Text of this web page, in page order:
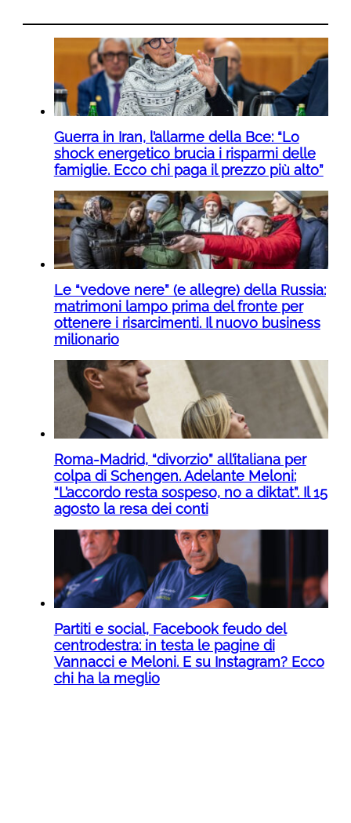
Guerra in Iran, l’allarme della Bce: “Lo
shock energetico brucia i risparmi delle
famiglie. Ecco chi paga il prezzo più alto”
Le “vedove nere” (e allegre) della Russia:
matrimoni lampo prima del fronte per
ottenere i risarcimenti. Il nuovo business
milionario
Roma-Madrid, “divorzio” all’italiana per
colpa di Schengen. Adelante Meloni:
“L’accordo resta sospeso, no a diktat”. Il 15
agosto la resa dei conti
Partiti e social, Facebook feudo del
centrodestra: in testa le pagine di
Vannacci e Meloni. E su Instagram? Ecco
chi ha la meglio